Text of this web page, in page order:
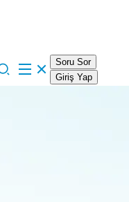
Soru Sor
Giriş Yap